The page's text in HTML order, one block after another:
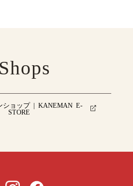
Shops
ショップ | KANEMAN E-
STORE